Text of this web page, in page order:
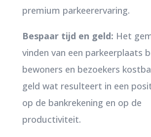
premium parkeerervaring.
Bespaar tijd en geld: Het
vinden van een parkeerplaats
bewoners en bezoekers
geld wat resulteert in een
op de bankrekening en op de
productiviteit.